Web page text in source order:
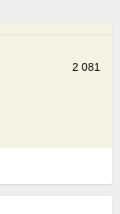
2 081